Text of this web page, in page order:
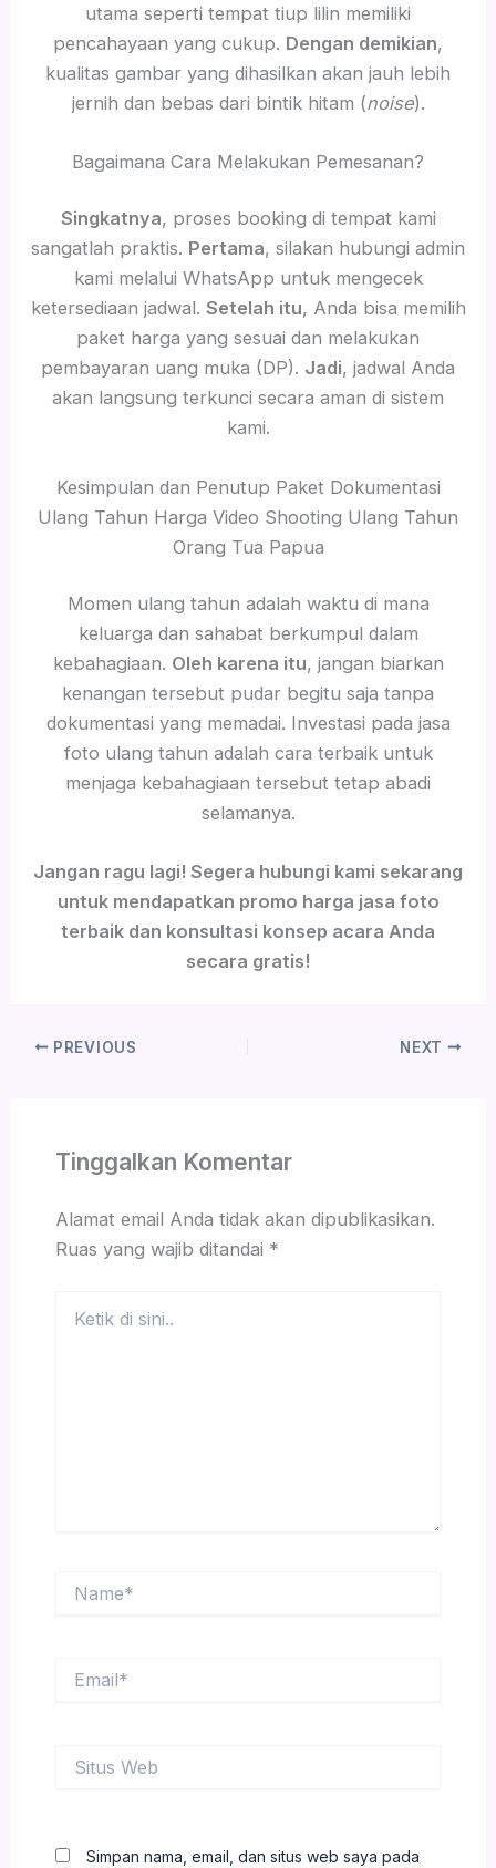
utama seperti tempat tiup lilin memiliki
pencahayaan yang cukup. Dengan demikian,
kualitas gambar yang dihasilkan akan jauh lebih
jernih dan bebas dari bintik hitam (noise).
Bagaimana Cara Melakukan Pemesanan?
Singkatnya, proses booking di tempat kami
sangatlah praktis. Pertama, silakan hubungi admin
kami melalui WhatsApp untuk mengecek
ketersediaan jadwal. Setelah itu, Anda bisa memilih
paket harga yang sesuai dan melakukan
pembayaran uang muka (DP). Jadi, jadwal Anda
akan langsung terkunci secara aman di sistem
kami.
Kesimpulan dan Penutup Paket Dokumentasi
Ulang Tahun Harga Video Shooting Ulang Tahun
Orang Tua Papua
Momen ulang tahun adalah waktu di mana
keluarga dan sahabat berkumpul dalam
kebahagiaan. Oleh karena itu, jangan biarkan
kenangan tersebut pudar begitu saja tanpa
dokumentasi yang memadai. Investasi pada jasa
foto ulang tahun adalah cara terbaik untuk
menjaga kebahagiaan tersebut tetap abadi
selamanya.
Jangan ragu lagi! Segera hubungi kami sekarang
untuk mendapatkan promo harga jasa foto
terbaik dan konsultasi konsep acara Anda
secara gratis!
PREVIOUS NEXT
Tinggalkan Komentar
Alamat email Anda tidak akan dipublikasikan.
Ruas yang wajib ditandai *
Web
Simpan nama, email, dan situs web saya pada